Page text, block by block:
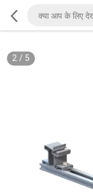
2/ 5